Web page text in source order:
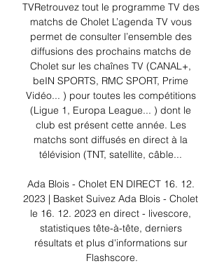
TVRetrouvez tout le programme TV des
matchs de Cholet L’agenda TV vous
permet de consulter l’ensemble des
diffusions des prochains matchs de
Cholet sur les chaînes TV (CANAL+,
beIN SPORTS, RMC SPORT, Prime
Vidéo... ) pour toutes les compétitions
(Ligue 1, Europa League... ) dont le
club est présent cette année. Les
matchs sont diffusés en direct à la
télévision (TNT, satellite, câble...
Ada Blois - Cholet EN DIRECT 16. 12.
2023 | Basket Suivez Ada Blois - Cholet
le 16. 12. 2023 en direct - livescore,
statistiques tête-à-tête, derniers
résultats et plus d'informations sur
Flashscore.